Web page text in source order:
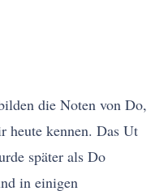
die Noten von Do,
kennen. Das Ut
später als Do
in einigen